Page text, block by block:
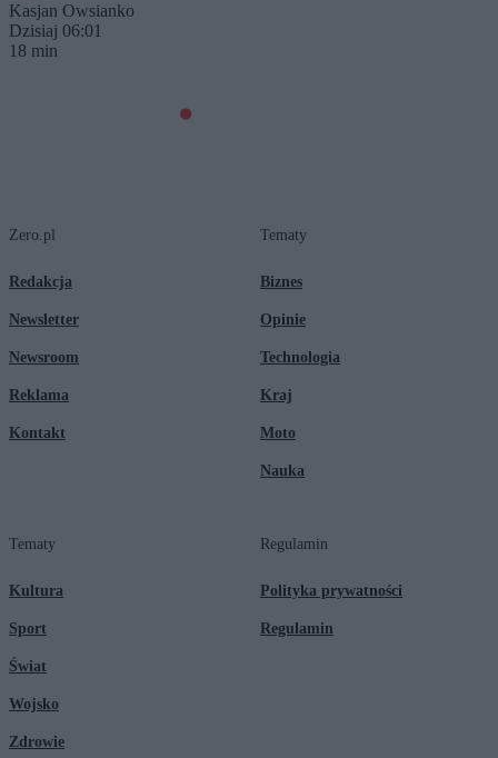
Kasjan Owsianko
Dzisiaj 06:01
18 min
Zero.pl
Redakcja
Newsletter
Newsroom
Reklama
Kontakt
Tematy
Biznes
Opinie
Technologia
Kraj
Moto
Nauka
Tematy
Kultura
Sport
Świat
Wojsko
Zdrowie
Regulamin
Polityka prywatności
Regulamin